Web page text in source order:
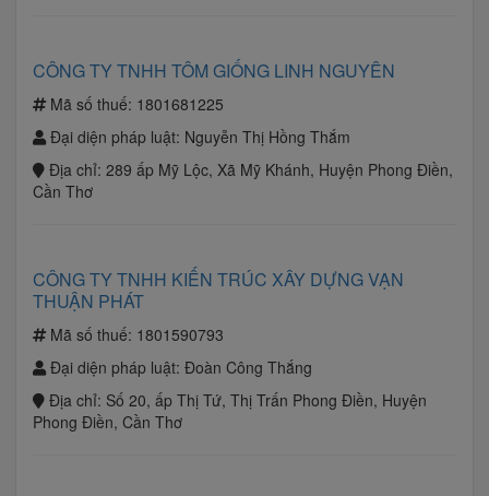
CÔNG TY TNHH TÔM GIỐNG LINH NGUYÊN
Mã số thuế: 1801681225
Đại diện pháp luật: Nguyễn Thị Hồng Thắm
Địa chỉ: 289 ấp Mỹ Lộc, Xã Mỹ Khánh, Huyện Phong Điền,
Cần Thơ
CÔNG TY TNHH KIẾN TRÚC XÂY DỰNG VẠN
THUẬN PHÁT
Mã số thuế: 1801590793
Đại diện pháp luật: Đoàn Công Thắng
Địa chỉ: Số 20, ấp Thị Tứ, Thị Trấn Phong Điền, Huyện
Phong Điền, Cần Thơ